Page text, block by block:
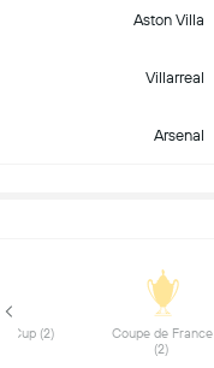
Aston Villa
Villarreal
Arsenal
Coupe de France
(2)
Super Cup (2)